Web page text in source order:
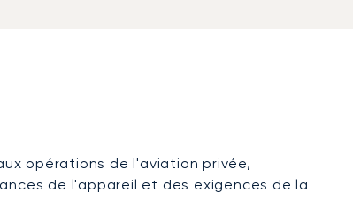
opérations de l'aviation privée,
de l'appareil et des exigences de la